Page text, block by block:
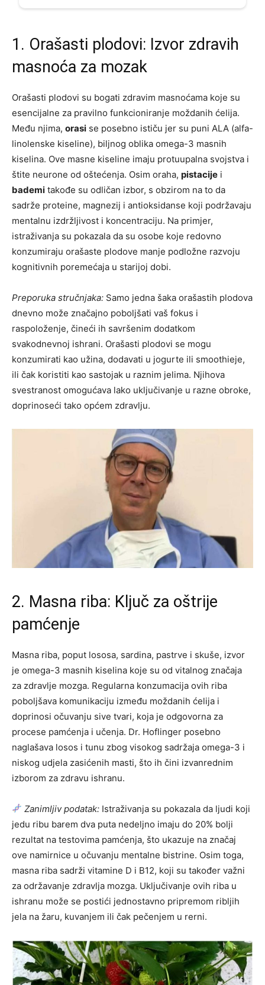
1. Orašasti plodovi: Izvor zdravih
masnoća za mozak
Orašasti plodovi su bogati zdravim masnoćama koje su
esencijalne za pravilno funkcioniranje moždanih ćelija.
Među njima, orasi se posebno ističu jer su puni ALA (alfa-
linolenske kiseline), biljnog oblika omega-3 masnih
kiselina. Ove masne kiseline imaju protuupalna svojstva i
štite neurone od oštećenja. Osim oraha, pistacije i
bademi takođe su odličan izbor, s obzirom na to da
sadrže proteine, magnezij i antioksidanse koji podržavaju
mentalnu izdržljivost i koncentraciju. Na primjer,
istraživanja su pokazala da su osobe koje redovno
konzumiraju orašaste plodove manje podložne razvoju
kognitivnih poremećaja u starijoj dobi.
Preporuka stručnjaka: Samo jedna šaka orašastih plodova
dnevno može značajno poboljšati vaš fokus i
raspoloženje, čineći ih savršenim dodatkom
svakodnevnoj ishrani. Orašasti plodovi se mogu
konzumirati kao užina, dodavati u jogurte ili smoothieje,
ili čak koristiti kao sastojak u raznim jelima. Njihova
svestranost omogućava lako uključivanje u razne obroke,
doprinoseći tako općem zdravlju.
2. Masna riba: Ključ za oštrije
pamćenje
Masna riba, poput lososa, sardina, pastrve i skuše, izvor
je omega-3 masnih kiselina koje su od vitalnog značaja
za zdravlje mozga. Regularna konzumacija ovih riba
poboljšava komunikaciju između moždanih ćelija i
doprinosi očuvanju sive tvari, koja je odgovorna za
procese pamćenja i učenja. Dr. Hoflinger posebno
naglašava losos i tunu zbog visokog sadržaja omega-3 i
niskog udjela zasićenih masti, što ih čini izvanrednim
izborom za zdravu ishranu.
Zanimljiv podatak: Istraživanja su pokazala da ljudi koji
jedu ribu barem dva puta nedeljno imaju do 20% bolji
rezultat na testovima pamćenja, što ukazuje na značaj
ove namirnice u očuvanju mentalne bistrine. Osim toga,
masna riba sadrži vitamine D i B12, koji su također važni
za održavanje zdravlja mozga. Uključivanje ovih riba u
ishranu može se postići jednostavno pripremom ribljih
jela na žaru, kuvanjem ili čak pečenjem u rerni.